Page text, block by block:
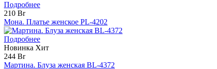
Подробнее
210 Br
Мона. Платье женское PL-4202
Подробнее
Новинка Хит
244 Br
Мартина. Блуза женская BL-4372